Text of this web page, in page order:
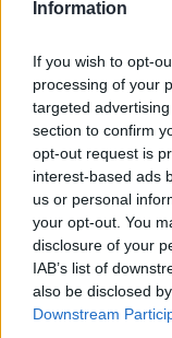
Information
If you wish to opt-
processing of your
targeted
section to confirm
opt-out request is
interest-based ads
us or personal
your opt-out. You
disclosure of your
IAB’s list of
also be disclosed
Downstream
Brna do Prahy po
Daniel
diskusi
16.4.2002
Chtěl bych vyzvat
diskusi o tom, PROČ
ovšem měly být
Jiří Korbel:
15.4.2002
Nezlobte se na mne
článkempana Daniela